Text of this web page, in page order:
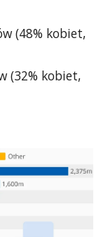
(48% kobiet,
(32% kobiet,